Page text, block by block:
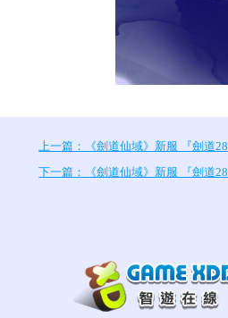
上一篇：《劍道仙域》新服 『劍道
下一篇：《劍道仙域》新服 『劍道